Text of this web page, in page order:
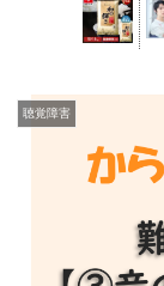
聴覚障害